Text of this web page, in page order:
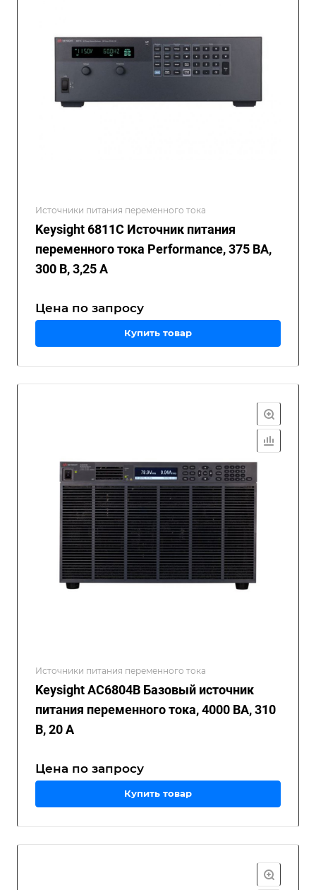
Источники питания переменного тока
Keysight 6811C Источник питания
переменного тока Performance, 375 ВА,
300 В, 3,25 А
Цена по запросу
Купить товар
Источники питания переменного тока
Keysight AC6804B Базовый источник
питания переменного тока, 4000 ВА, 310
В, 20 А
Цена по запросу
Купить товар